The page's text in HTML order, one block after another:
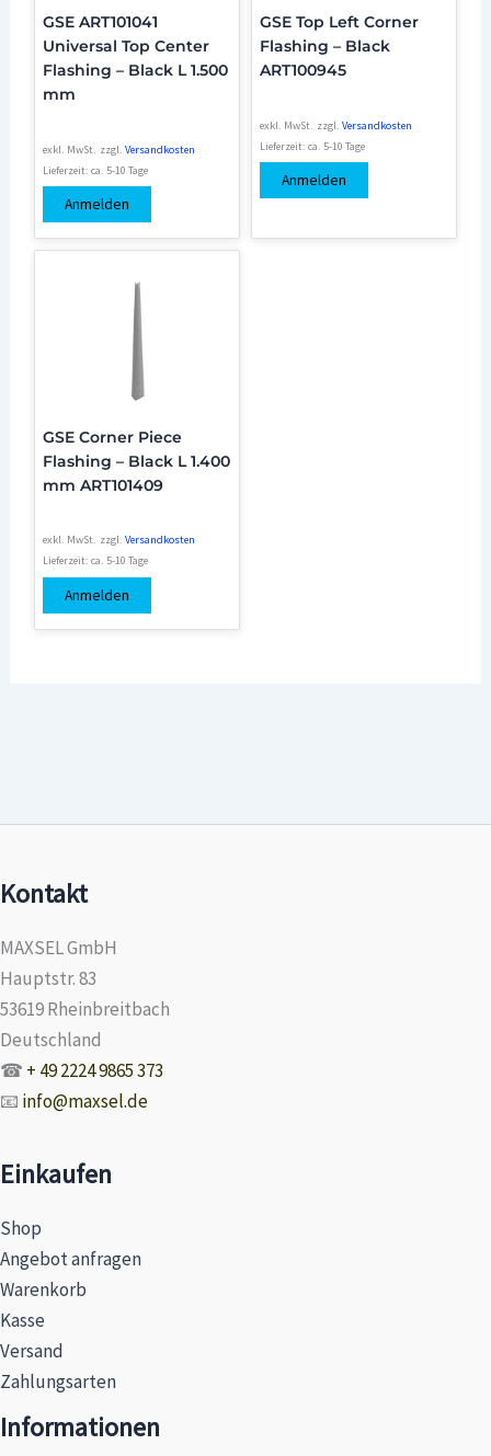
GSE ART101041
Universal Top Center
Flashing – Black L 1.500
mm
exkl. MwSt. zzgl.Versandkosten
Lieferzeit:ca. 5-10 Tage
Anmelden
GSE Top Left Corner
Flashing – Black
ART100945
exkl. MwSt. zzgl. Versandkosten
Lieferzeit: ca. 5-10 Tage
Anmelden
GSE Corner Piece
Flashing – Black L 1.400
mm ART101409
exkl. MwSt. zzgl.Versandkosten
Lieferzeit:ca. 5-10 Tage
Anmelden
Kontakt
MAXSEL GmbH
Hauptstr. 83
53619 Rheinbreitbach
Deutschland
☎ + 49 2224 9865 373
📧 info@maxsel.de
Einkaufen
Shop
Angebot anfragen
Warenkorb
Kasse
Versand
Zahlungsarten
Informationen